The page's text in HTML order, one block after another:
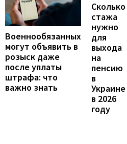
Военнообязанных
могут объявить в
розыск даже
после уплаты
штрафа: что
важно знать
Сколько
стажа
нужно
для
выхода
на
пенсию
в
Украине
в 2026
году